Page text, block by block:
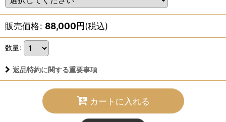
販売価格: 88,000円(税込)
数量:
返品特約に関する重要事項
カートに入れる